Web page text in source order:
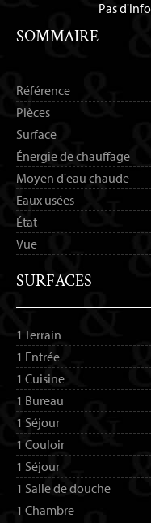
Pas
SOMMAIRE
Référence
Pièces
Surface
Énergie de chauffage
Moyen d'eau chaude
Eaux usées
État
Vue
SURFACES
1 Terrain
1 Entrée
1 Cuisine
1 Bureau
1 Séjour
1 Couloir
1 Séjour
1 Salle de douche
1 Chambre